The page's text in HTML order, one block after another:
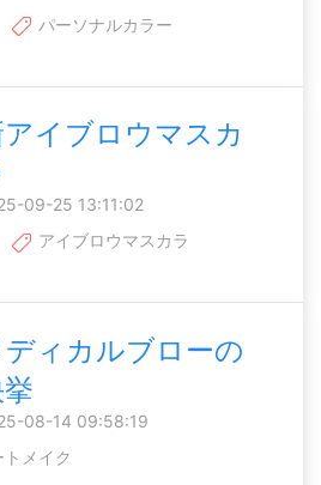
パーソナルカラー
イブロウマスカ
09-25 13:11:02
アイブロウマスカラ
ディカルブローの
08-14 09:58:19
トメイク